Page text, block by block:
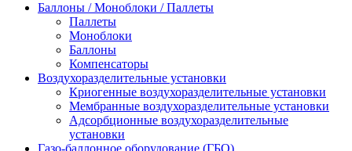
Баллоны / Моноблоки / Паллеты
Паллеты
Моноблоки
Баллоны
Компенсаторы
Воздухоразделительные установки
Криогенные воздухоразделительные установки
Мембранные воздухоразделительные установки
Адсорбционные воздухоразделительные
установки
Газо-баллонное оборудование (ГБО)